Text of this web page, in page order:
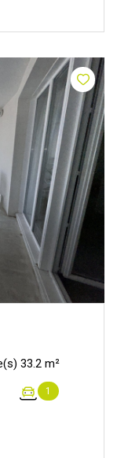
Appartement 2 pièce(s) 1 chambre(s) 33.2 m²
1